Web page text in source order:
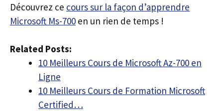
Découvrez ce cours sur la façon d’apprendre
Microsoft Ms-700 en un rien de temps !
Related Posts:
10 Meilleurs Cours de Microsoft Az-700 en
Ligne
10 Meilleurs Cours de Formation Microsoft
Certified…